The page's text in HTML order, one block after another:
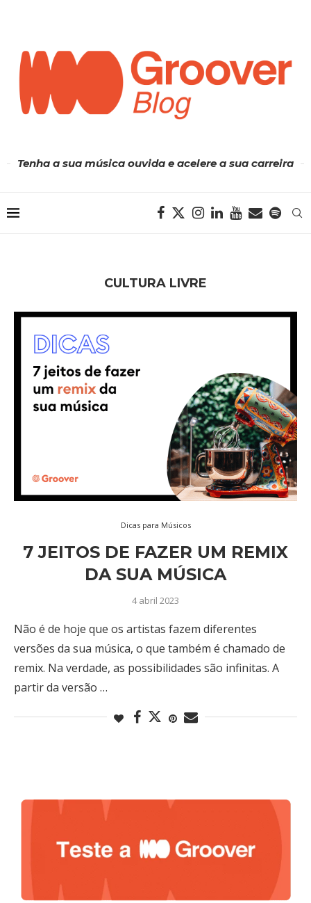
Tenha a sua música ouvida e acelere a sua carreira
CULTURA LIVRE
Dicas para Músicos
7 JEITOS DE FAZER UM REMIX
DA SUA MÚSICA
4 abril 2023
Não é de hoje que os artistas fazem diferentes
versões da sua música, o que também é chamado de
remix. Na verdade, as possibilidades são infinitas. A
partir da versão …